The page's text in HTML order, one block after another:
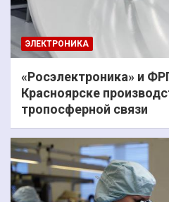
ЭЛЕКТРОНИКА
«Росэлектроника» и
Красноярске
тропосферной связи